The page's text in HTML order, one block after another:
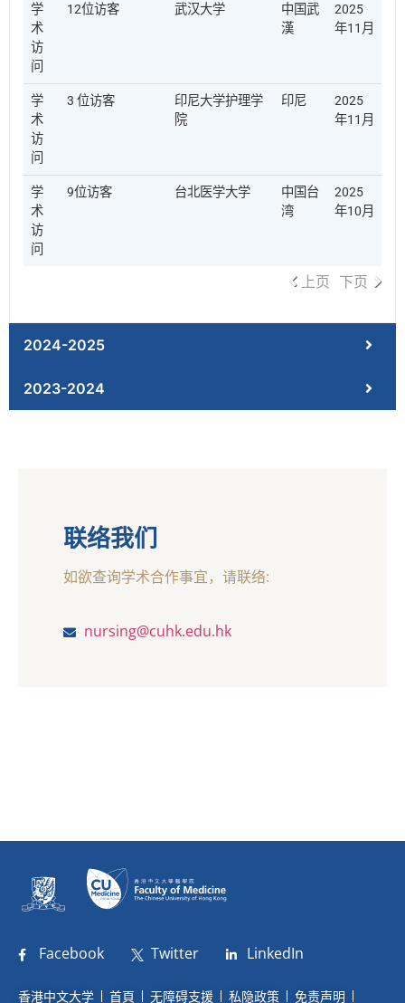
学
术
访
问
12位访客 武汉大学
中国武
漢
2025
年11月
学
术
访
问
3 位访客
印尼大学护理学
院
印尼
2025
年11月
学
术
访
问
9位访客 台北医学大学
中国台
湾
2025
年10月
上页 下页
2024-2025
2023-2024
联络我们
如欲查询学术合作事宜，请联络:
nursing@cuhk.edu.hk
Facebook Twitter LinkedIn
香港中文大学 首頁 无障碍支援 私隐政策 免责声明